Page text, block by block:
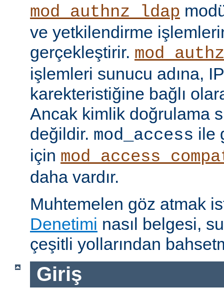
mod_authnz_ldap
ve yetkilendirme
gerçekleştirir.
işlemleri sunucu adına,
karekteristiğine bağlı
Ancak kimlik doğrulama
değildir. mod_access ile
için
daha vardır.
Muhtemelen göz atmak
Denetimi nasıl belgesi,
çeşitli yollarından
Giriş